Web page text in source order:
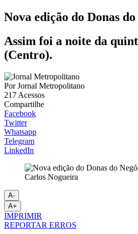
Nova edição do Donas
Assim foi a noite da
(Centro).
PorJornal Metropolitano
217 Acessos
Compartilhe
Facebook
Twitter
Whatsapp
Telegram
LinkedIn
Carlos Nogueira
A-
A+
IMPRIMIR
REPORTAR ERROS